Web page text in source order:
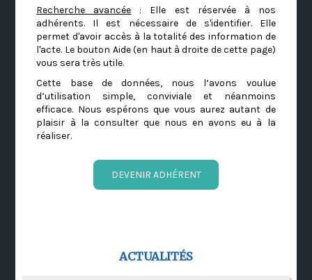
Recherche avancée : Elle est réservée à nos
adhérents. Il est nécessaire de s'identifier. Elle
permet d'avoir accès à la totalité des information de
l'acte. Le bouton Aide (en haut à droite de cette page)
vous sera très utile.
Cette base de données, nous l’avons voulue
d’utilisation simple, conviviale et néanmoins
efficace. Nous espérons que vous aurez autant de
plaisir à la consulter que nous en avons eu à la
réaliser.
DEVENIR ADHÉRENT
ACTUALITÉS